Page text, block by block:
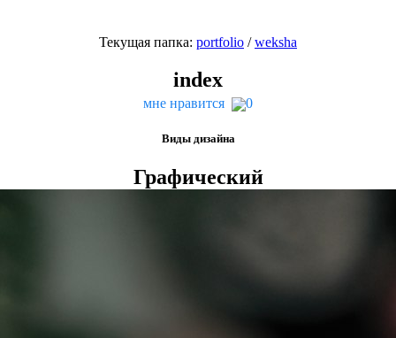
Текущая папка: port­fo­lio /wek­sha
index
мне нравится 0
Виды дизайна
Графический